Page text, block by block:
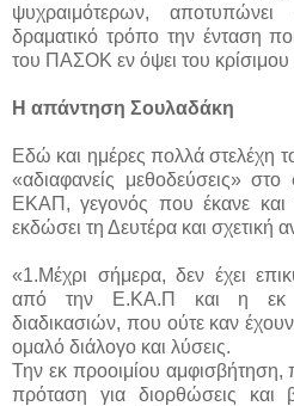
ψυχραιμότερων,
δραματικό τρόπο την ένταση
του ΠΑΣΟΚ εν όψει του κρίσιμου
Η απάντηση Σουλαδάκη
Εδώ και ημέρες πολλά στελέχη
«αδιαφανείς μεθοδεύσεις»
ΕΚΑΠ, γεγονός που έκανε και
εκδώσει τη Δευτέρα και σχετική
«1.Μέχρι σήμερα, δεν έχει
από την Ε.ΚΑ.Π και η εκ
διαδικασιών, που ούτε καν
ομαλό διάλογο και λύσεις.
Την εκ προοιμίου αμφισβήτηση,
πρόταση για διορθώσεις και